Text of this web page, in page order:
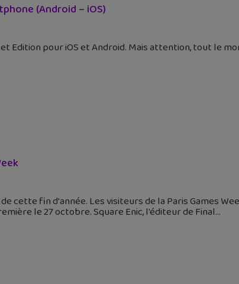
(Android – iOS)
Edition pour iOS et Android. Mais attention, tout le
cette fin d'année. Les visiteurs de la Paris Games
le 27 octobre. Square Enic, l'éditeur de Final